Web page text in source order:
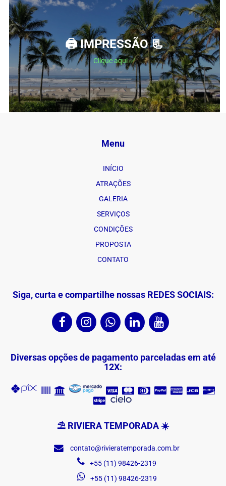
🖨 IMPRESSÃO 📃
Clique aqui ✅
Menu
INÍCIO
ATRAÇÕES
GALERIA
SERVIÇOS
CONDIÇÕES
PROPOSTA
CONTATO
Siga, curta e compartilhe nossas REDES SOCIAIS:
Diversas opções de pagamento parceladas em até
12X:
⛱ RIVIERA TEMPORADA ☀️
contato@rivieratemporada.com.br
+55 (11) 98426-2319
+55 (11) 98426-2319